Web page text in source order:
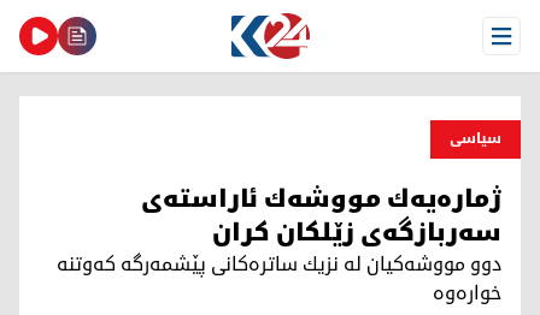
Open Menu
سیاسی
ژماره‌یه‌ك مووشه‌ك ئاراسته‌ی
سه‌ربازگه‌ی زێلكان كران
دوو مووشه‌كیان له‌ نزیك ساتره‌كانی پێشمه‌رگه‌ كه‌وتنه‌
خواره‌وه‌